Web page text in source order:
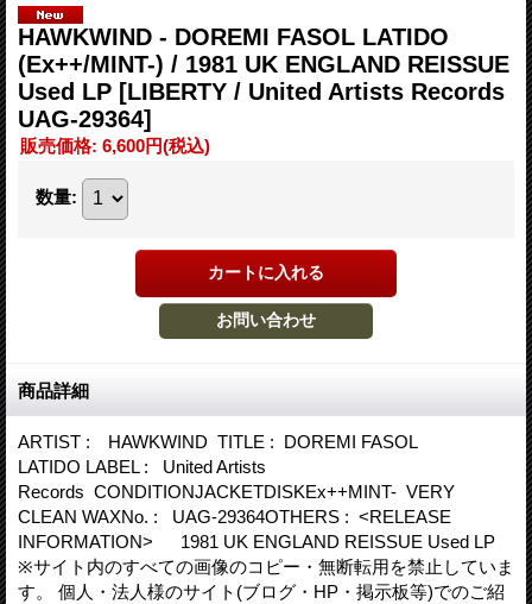
HAWKWIND - DOREMI FASOL LATIDO
(Ex++/MINT-) / 1981 UK ENGLAND REISSUE
Used LP [LIBERTY / United Artists Records
‎UAG-29364]
販売価格: 6,600円(税込)
数量:
商品詳細
ARTIST : HAWKWIND TITLE : DOREMI FASOL
LATIDO LABEL : United Artists
Records CONDITIONJACKETDISKEx++MINT- VERY
CLEAN WAXNo. : UAG-29364OTHERS : <RELEASE
INFORMATION> 1981 UK ENGLAND REISSUE Used LP
※サイト内のすべての画像のコピー・無断転用を禁止していま
す。 個人・法人様のサイト(ブログ・HP・掲示板等)でのご紹